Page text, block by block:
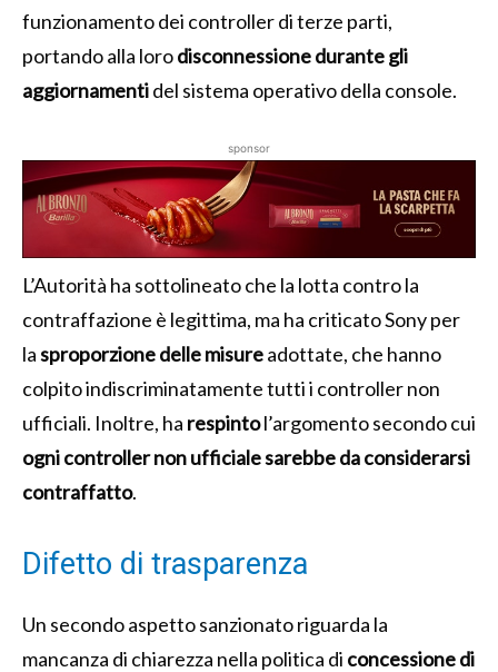
funzionamento dei controller di terze parti,
portando alla lorodisconnessione durante gli
aggiornamentidel sistema operativo della console.
sponsor
L’Autorità ha sottolineato che la lotta contro la
contraffazione è legittima, ma ha criticato Sony per
lasproporzione delle misureadottate, che hanno
colpito indiscriminatamente tutti i controller non
ufficiali. Inoltre, ha respintol’argomento secondo cui
ogni controller non ufficiale sarebbe da considerarsi
contraffatto.
Difetto di trasparenza
Un secondo aspetto sanzionato riguarda la
mancanza di chiarezza nella politica di concessione di